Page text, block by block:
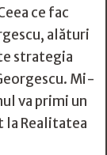
ce fac
alături
strategia
Mi-
va primi un
la Realitatea